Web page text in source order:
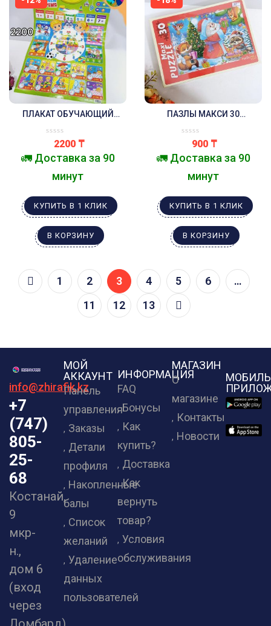
ПЛАКАТ ОБУЧАЮЩИЙ
2200 ₸
🚛 Доставка за 90
минут
КУПИТЬ В 1 КЛИК
В КОРЗИНУ
ПАЗЛЫ МАКСИ 30
ВОЛШЕБСТВА»
900 ₸
🚛 Доставка за 90
минут
КУПИТЬ В 1 КЛИК
В КОРЗИНУ
1 2 3 4 5 6
…
11
12 13
info@zhirafik.kz
+7
(747)
805-
25-
68
Костанай,
9
мкр-
н.,
дом 6
(вход
через
МОЙ
АККАУНТ
Панель
управления
Заказы
Детали
профиля
Накопленные
балы
Список
желаний
Удаление
данных
пользователей
ИНФОРМАЦИЯ
FAQ
Бонусы
Как
купить?
Доставка
Как
вернуть
товар?
Условия
обслуживания
МАГАЗИН
О
магазине
Контакты
Новости